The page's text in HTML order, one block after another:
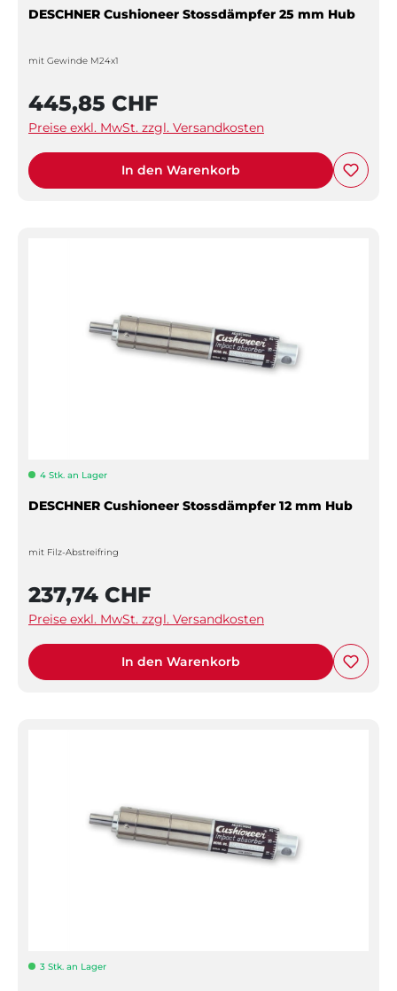
DESCHNER Cushioneer Stossdämpfer 25 mm Hub
mit Gewinde M24x1
445,85 CHF
Preise exkl. MwSt. zzgl. Versandkosten
In den Warenkorb
4 Stk. an Lager
DESCHNER Cushioneer Stossdämpfer 12 mm Hub
mit Filz-Abstreifring
237,74 CHF
Preise exkl. MwSt. zzgl. Versandkosten
In den Warenkorb
3 Stk. an Lager